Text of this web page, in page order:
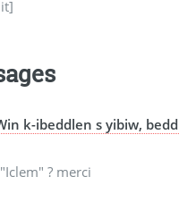
k-ibeddlen s yibiw,
? merci